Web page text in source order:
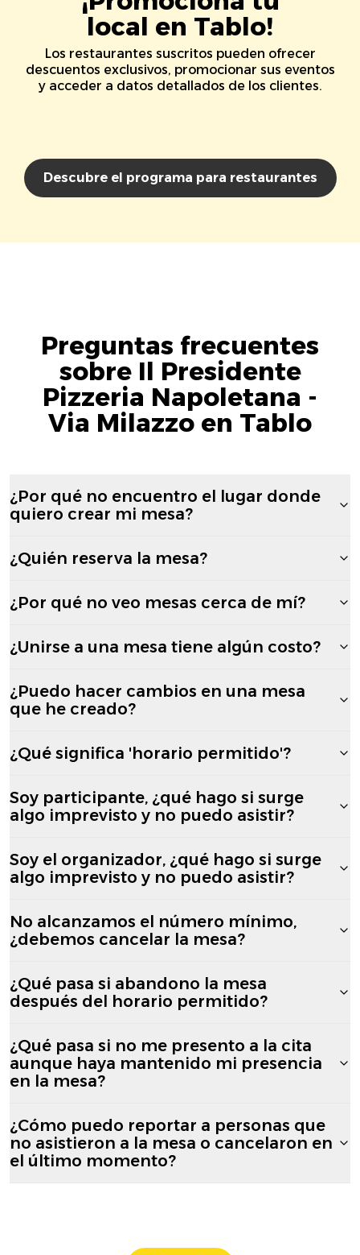
local en Tablo!
Los restaurantes suscritos pueden ofrecer
descuentos exclusivos, promocionar sus eventos
y acceder a datos detallados de los clientes.
Descubre el programa para restaurantes
Preguntas frecuentes
sobre Il Presidente
Pizzeria Napoletana -
Via Milazzo en Tablo
¿Por qué no encuentro el lugar donde
quiero crear mi mesa?
¿Quién reserva la mesa?
¿Por qué no veo mesas cerca de mí?
¿Unirse a una mesa tiene algún costo?
¿Puedo hacer cambios en una mesa
que he creado?
¿Qué significa 'horario permitido'?
Soy participante, ¿qué hago si surge
algo imprevisto y no puedo asistir?
Soy el organizador, ¿qué hago si surge
algo imprevisto y no puedo asistir?
No alcanzamos el número mínimo,
¿debemos cancelar la mesa?
¿Qué pasa si abandono la mesa
después del horario permitido?
¿Qué pasa si no me presento a la cita
aunque haya mantenido mi presencia
en la mesa?
¿Cómo puedo reportar a personas que
no asistieron a la mesa o cancelaron en
el último momento?